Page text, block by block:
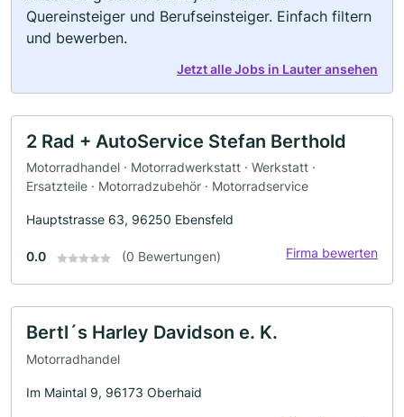
Quereinsteiger und Berufseinsteiger. Einfach filtern
und bewerben.
Jetzt alle Jobs in Lauter ansehen
2 Rad + AutoService Stefan Berthold
Motorradhandel · Motorradwerkstatt · Werkstatt ·
Ersatzteile · Motorradzubehör · Motorradservice
Hauptstrasse 63, 96250 Ebensfeld
0.0 (0 Bewertungen) Firma bewerten
Bertl´s Harley Davidson e. K.
Motorradhandel
Im Maintal 9, 96173 Oberhaid